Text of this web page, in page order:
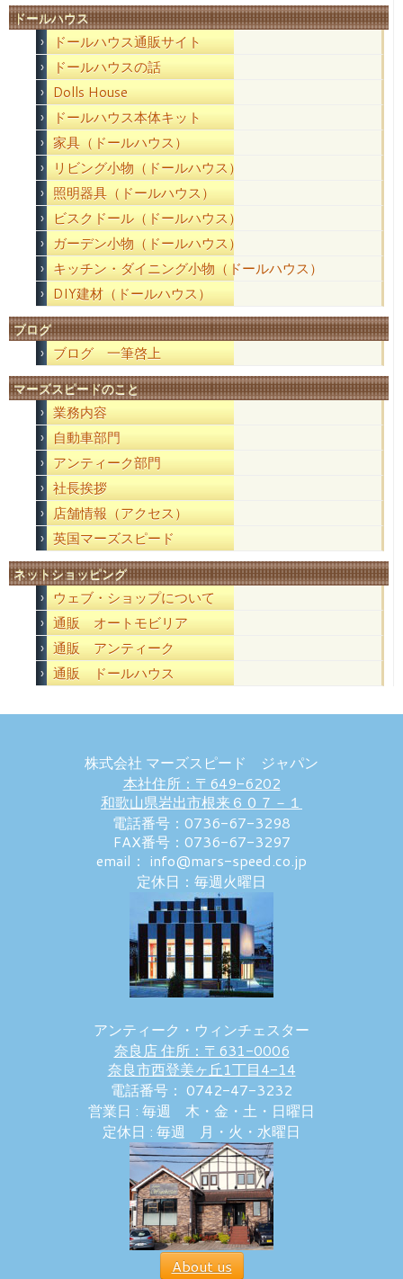
ドールハウス
ドールハウス通販サイト
ドールハウスの話
Dolls House
ドールハウス本体キット
家具（ドールハウス）
リビング小物（ドールハウス）
照明器具（ドールハウス）
ビスクドール（ドールハウス）
ガーデン小物（ドールハウス）
キッチン・ダイニング小物（ドールハウス）
DIY建材（ドールハウス）
ブログ
ブログ 一筆啓上
マーズスピードのこと
業務内容
自動車部門
アンティーク部門
社長挨拶
店舗情報（アクセス）
英国マーズスピード
ネットショッピング
ウェブ・ショップについて
通販 オートモビリア
通販 アンティーク
通販 ドールハウス
株式会社 マーズスピード ジャパン
本社住所：〒649-6202
和歌山県岩出市根来６０７－１
電話番号：0736-67-3298
FAX番号：0736-67-3297
email： info@mars-speed.co.jp
定休日：毎週火曜日
アンティーク・ウィンチェスター
奈良店 住所：〒631-0006
奈良市西登美ヶ丘1丁目4-14
電話番号： 0742-47-3232
営業日 : 毎週 木・金・土・日曜日
定休日 : 毎週 月・火・水曜日
About us